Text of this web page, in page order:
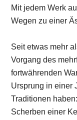
Mit jedem Werk
Wegen zu einer
Seit etwas mehr
Vorgang des
fortwährenden
Ursprung in einer
Traditionen
Scherben einer